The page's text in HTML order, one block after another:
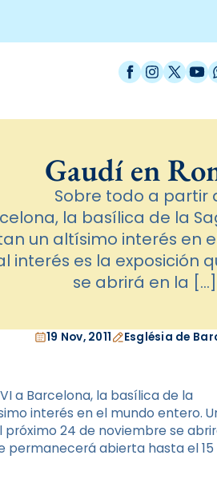
Facebook
X /
Gaudí en
Sobre todo a partir
la basílica de la
un altísimo interés en
interés es la exposición
se abrirá en la […]
19 Nov, 2011 Església de
a Barcelona, la basílica de la
interés en el mundo entero.
24 de noviembre se
permanecerá abierta hasta el 15